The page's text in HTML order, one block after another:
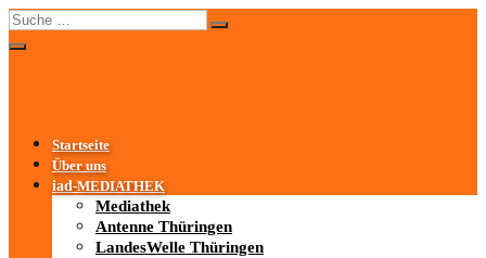
Startseite
Über uns
iad-MEDIATHEK
Mediathek
Antenne Thüringen
LandesWelle Thüringen